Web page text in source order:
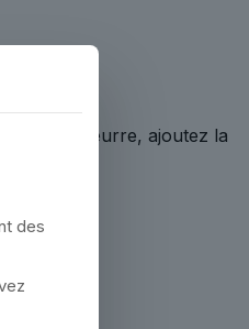
le beurre, ajoutez la
des